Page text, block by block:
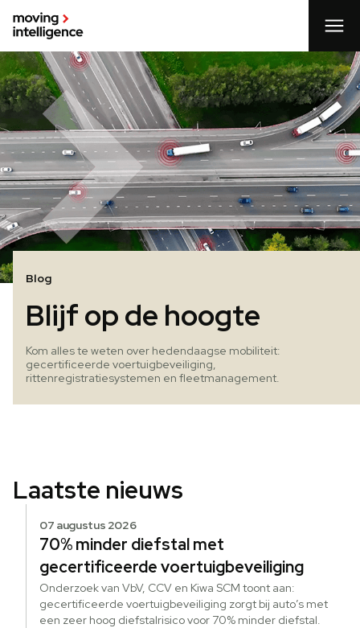
Blog
Blijf op de hoogte
Kom alles te weten over hedendaagse mobiliteit:
gecertificeerde voertuigbeveiliging,
rittenregistratiesystemen en fleetmanagement.
Laatste nieuws
07 augustus 2026
70% minder diefstal met
gecertificeerde voertuigbeveiliging
Onderzoek van VbV, CCV en Kiwa SCM toont aan:
gecertificeerde voertuigbeveiliging zorgt bij auto’s met
een zeer hoog diefstalrisico voor 70% minder diefstal.